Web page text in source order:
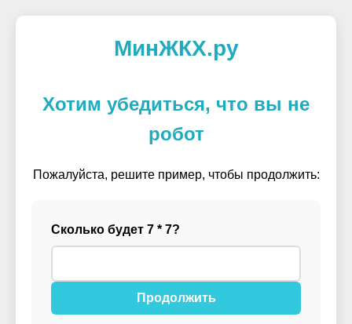
МинЖКХ.ру
Хотим убедиться, что вы не
робот
Пожалуйста, решите пример, чтобы продолжить:
Сколько будет 7 * 7?
Продолжить